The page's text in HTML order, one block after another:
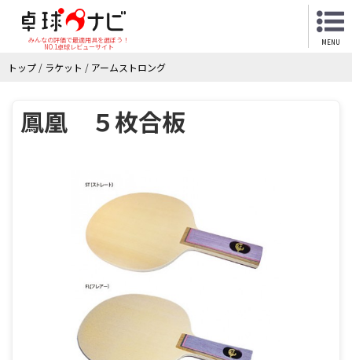
みんなの評価で最適用具を選ぼう！
NO.1卓球レビューサイト
MENU
トップ / ラケット / アームストロング
鳳凰 ５枚合板